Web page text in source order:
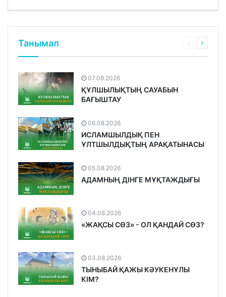
Танымал
07.08.2026
ҚҰЛШЫЛЫҚТЫҢ САУАБЫН
БАҒЫШТАУ
06.08.2026
ИСЛАМШЫЛДЫҚ ПЕН
ҰЛТШЫЛДЫҚТЫҢ АРАҚАТЫНАСЫ
05.08.2026
АДАМНЫҢ ДІНГЕ МҰҚТАЖДЫҒЫ
04.08.2026
«ЖАҚСЫ СӨЗ» - ОЛ ҚАНДАЙ СӨЗ?
03.08.2026
ТЫНЫБАЙ ҚАЖЫ КӘУКЕНҰЛЫ
КІМ?